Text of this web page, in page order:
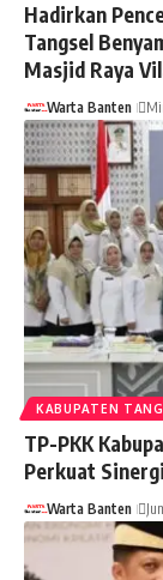
Hadirkan
Tangsel
Masjid Raya
Warta Banten
KABUPATEN
TP-PKK
Perkuat
Warta Banten